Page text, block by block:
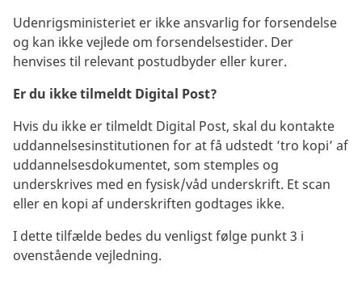
Udenrigsministeriet er ikke ansvarlig for forsendelse
og kan ikke vejlede om forsendelsestider. Der
henvises til relevant postudbyder eller kurer.
Er du ikke tilmeldt Digital Post?
Hvis du ikke er tilmeldt Digital Post, skal du kontakte
uddannelsesinstitutionen for at få udstedt ’tro kopi’ af
uddannelsesdokumentet, som stemples og
underskrives med en fysisk/våd underskrift. Et scan
eller en kopi af underskriften godtages ikke.
I dette tilfælde bedes du venligst følge punkt 3 i
ovenstående vejledning.